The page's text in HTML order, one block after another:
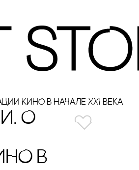
КИНО В НАЧАЛЕ XXI ВЕКА
О
В